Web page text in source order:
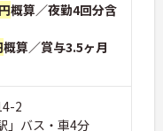
概算／夜勤4回分含
概算／賞与3.5ヶ月
2
」バス・車4分